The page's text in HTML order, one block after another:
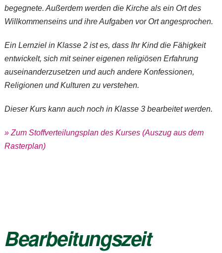
begegnete. Außerdem werden die Kirche als ein Ort des
Willkommenseins und ihre Aufgaben vor Ort angesprochen.
Ein Lernziel in Klasse 2 ist es, dass Ihr Kind die Fähigkeit
entwickelt, sich mit seiner eigenen religiösen Erfahrung
auseinanderzusetzen und auch andere Konfessionen,
Religionen und Kulturen zu verstehen.
Dieser Kurs kann auch noch in Klasse 3 bearbeitet werden.
» Zum Stoffverteilungsplan des Kurses (Auszug aus dem
Rasterplan)
Bearbeitungszeit